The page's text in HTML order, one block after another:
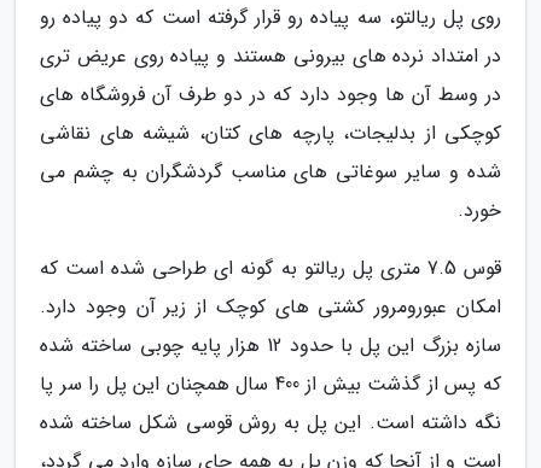
روی پل ریالتو، سه پیاده رو قرار گرفته است که دو پیاده رو
در امتداد نرده های بیرونی هستند و پیاده روی عریض تری
در وسط آن ها وجود دارد که در دو طرف آن فروشگاه های
کوچکی از بدلیجات، پارچه های کتان، شیشه های نقاشی
شده و سایر سوغاتی های مناسب گردشگران به چشم می
خورد.
قوس 7.5 متری پل ریالتو به گونه ای طراحی شده است که
امکان عبورومرور کشتی های کوچک از زیر آن وجود دارد.
سازه بزرگ این پل با حدود 12 هزار پایه چوبی ساخته شده
که پس از گذشت بیش از 400 سال همچنان این پل را سر پا
نگه داشته است. این پل به روش قوسی شکل ساخته شده
است و از آنجا که وزن پل به همه جای سازه وارد می گردد،